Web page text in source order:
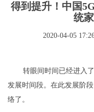
得到提升！中国
统
2020-04-05
转眼间时间已经进入
发展时间段。在此发展阶
络了。